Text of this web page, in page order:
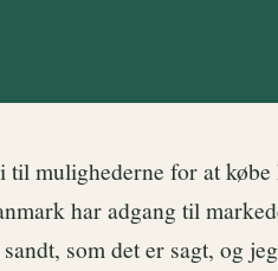
mulighederne for at
har adgang til
som det er sagt, og